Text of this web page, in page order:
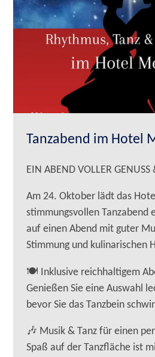
Tanzabend im Hotel
EIN ABEND VOLLER
Am 24. Oktober lädt das
stimmungsvollen Tanzabend
auf einen Abend mit guter
Stimmung und kulinarischen
🍽 Inklusive reichhaltigem
Genießen Sie eine Auswahl
bevor Sie das Tanzbein
🎶 Musik & Tanz für einen
Spaß auf der Tanzfläche ist